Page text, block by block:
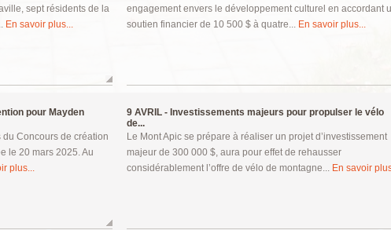
sept résidents de la
En savoir plus...
engagement envers le développement culturel en accordant
soutien financier de 10 500 $ à quatre... En savoir plus...
pour Mayden
Concours de création
le 20 mars 2025. Au
plus...
9 AVRIL - Investissements majeurs pour propulser le vélo
de...
Le Mont Apic se prépare à réaliser un projet d’investissement
majeur de 300 000 $, aura pour effet de rehausser
considérablement l’offre de vélo de montagne... En savoir